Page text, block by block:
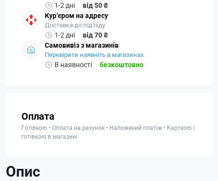
1-2 дні
від 50 ₴
Кур’єром на адресу
Доставка до під'їзду
1-2 дні
від 70 ₴
Самовивіз з магазинів
Перевірити наявніть в магазинах
В наявності безкоштовно
Оплата
Готівкою • Оплата на рахунок • Наложений платіж • Карткою і
готівкою в магазині
Опис